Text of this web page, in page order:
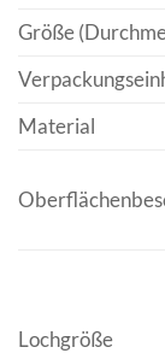
Größe
Material
Lochgröße